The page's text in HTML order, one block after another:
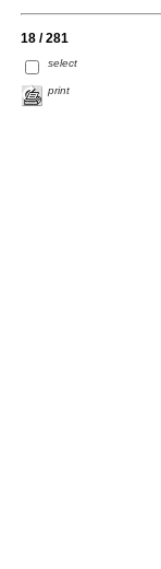
18 / 281
select
print